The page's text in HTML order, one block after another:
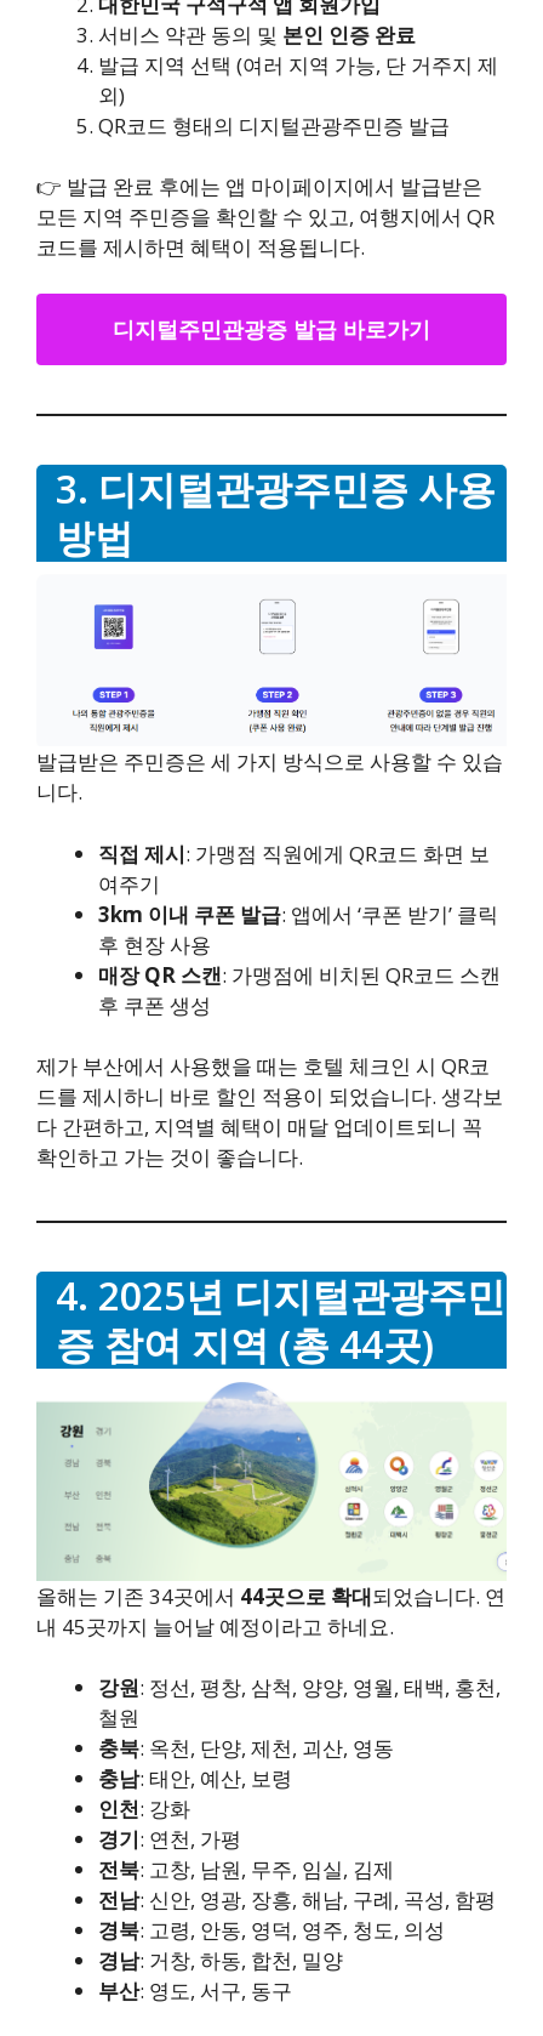
서비스 약관 동의 및 본인 인증 완료
발급 지역 선택 (여러 지역 가능, 단 거주지 제
외)
QR코드 형태의 디지털관광주민증 발급
👉 발급 완료 후에는 앱 마이페이지에서 발급받은
모든 지역 주민증을 확인할 수 있고, 여행지에서 QR
코드를 제시하면 혜택이 적용됩니다.
디지털주민관광증 발급 바로가기
3. 디지털관광주민증 사용
방법
발급받은 주민증은 세 가지 방식으로 사용할 수 있습
니다.
직접 제시: 가맹점 직원에게 QR코드 화면 보
여주기
3km 이내 쿠폰 발급: 앱에서 ‘쿠폰 받기’ 클릭
후 현장 사용
매장 QR 스캔: 가맹점에 비치된 QR코드 스캔
후 쿠폰 생성
제가 부산에서 사용했을 때는 호텔 체크인 시 QR코
드를 제시하니 바로 할인 적용이 되었습니다. 생각보
다 간편하고, 지역별 혜택이 매달 업데이트되니 꼭
확인하고 가는 것이 좋습니다.
4. 2025년 디지털관광주민
증 참여 지역 (총 44곳)
올해는 기존 34곳에서 44곳으로 확대되었습니다. 연
내 45곳까지 늘어날 예정이라고 하네요.
강원: 정선, 평창, 삼척, 양양, 영월, 태백, 홍천,
철원
충북: 옥천, 단양, 제천, 괴산, 영동
충남: 태안, 예산, 보령
인천: 강화
경기: 연천, 가평
전북: 고창, 남원, 무주, 임실, 김제
전남: 신안, 영광, 장흥, 해남, 구례, 곡성, 함평
경북: 고령, 안동, 영덕, 영주, 청도, 의성
경남: 거창, 하동, 합천, 밀양
부산: 영도, 서구, 동구